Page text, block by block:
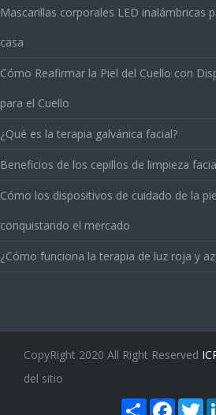
Mascarillas corporales LED inalámbricas
casa
Cómo Reafirmar la Piel del Cuello con
para el Cuello
¿Qué es la terapia galvánica facial?
Beneficios de los cepillos de limpieza
Cómo los dispositivos de cuidado de la
conquistando el mercado
¿Cómo funciona la terapia de luz roja y
CopyRight 2020 All Right Reserved
del sitio
Share